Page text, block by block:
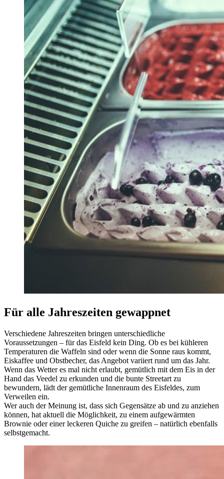
Für alle Jahreszeiten gewappnet
Verschiedene Jahreszeiten bringen unterschiedliche
Voraussetzungen – für das Eisfeld kein Ding. Ob es bei kühleren
Temperaturen die Waffeln sind oder wenn die Sonne raus kommt,
Eiskaffee und Obstbecher, das Angebot variiert rund um das Jahr.
Wenn das Wetter es mal nicht erlaubt, gemütlich mit dem Eis in der
Hand das Veedel zu erkunden und die bunte Streetart zu
bewundern, lädt der gemütliche Innenraum des Eisfeldes, zum
Verweilen ein.
Wer auch der Meinung ist, dass sich Gegensätze ab und zu anziehen
können, hat aktuell die Möglichkeit, zu einem aufgewärmten
Brownie oder einer leckeren Quiche zu greifen – natürlich ebenfalls
selbstgemacht.